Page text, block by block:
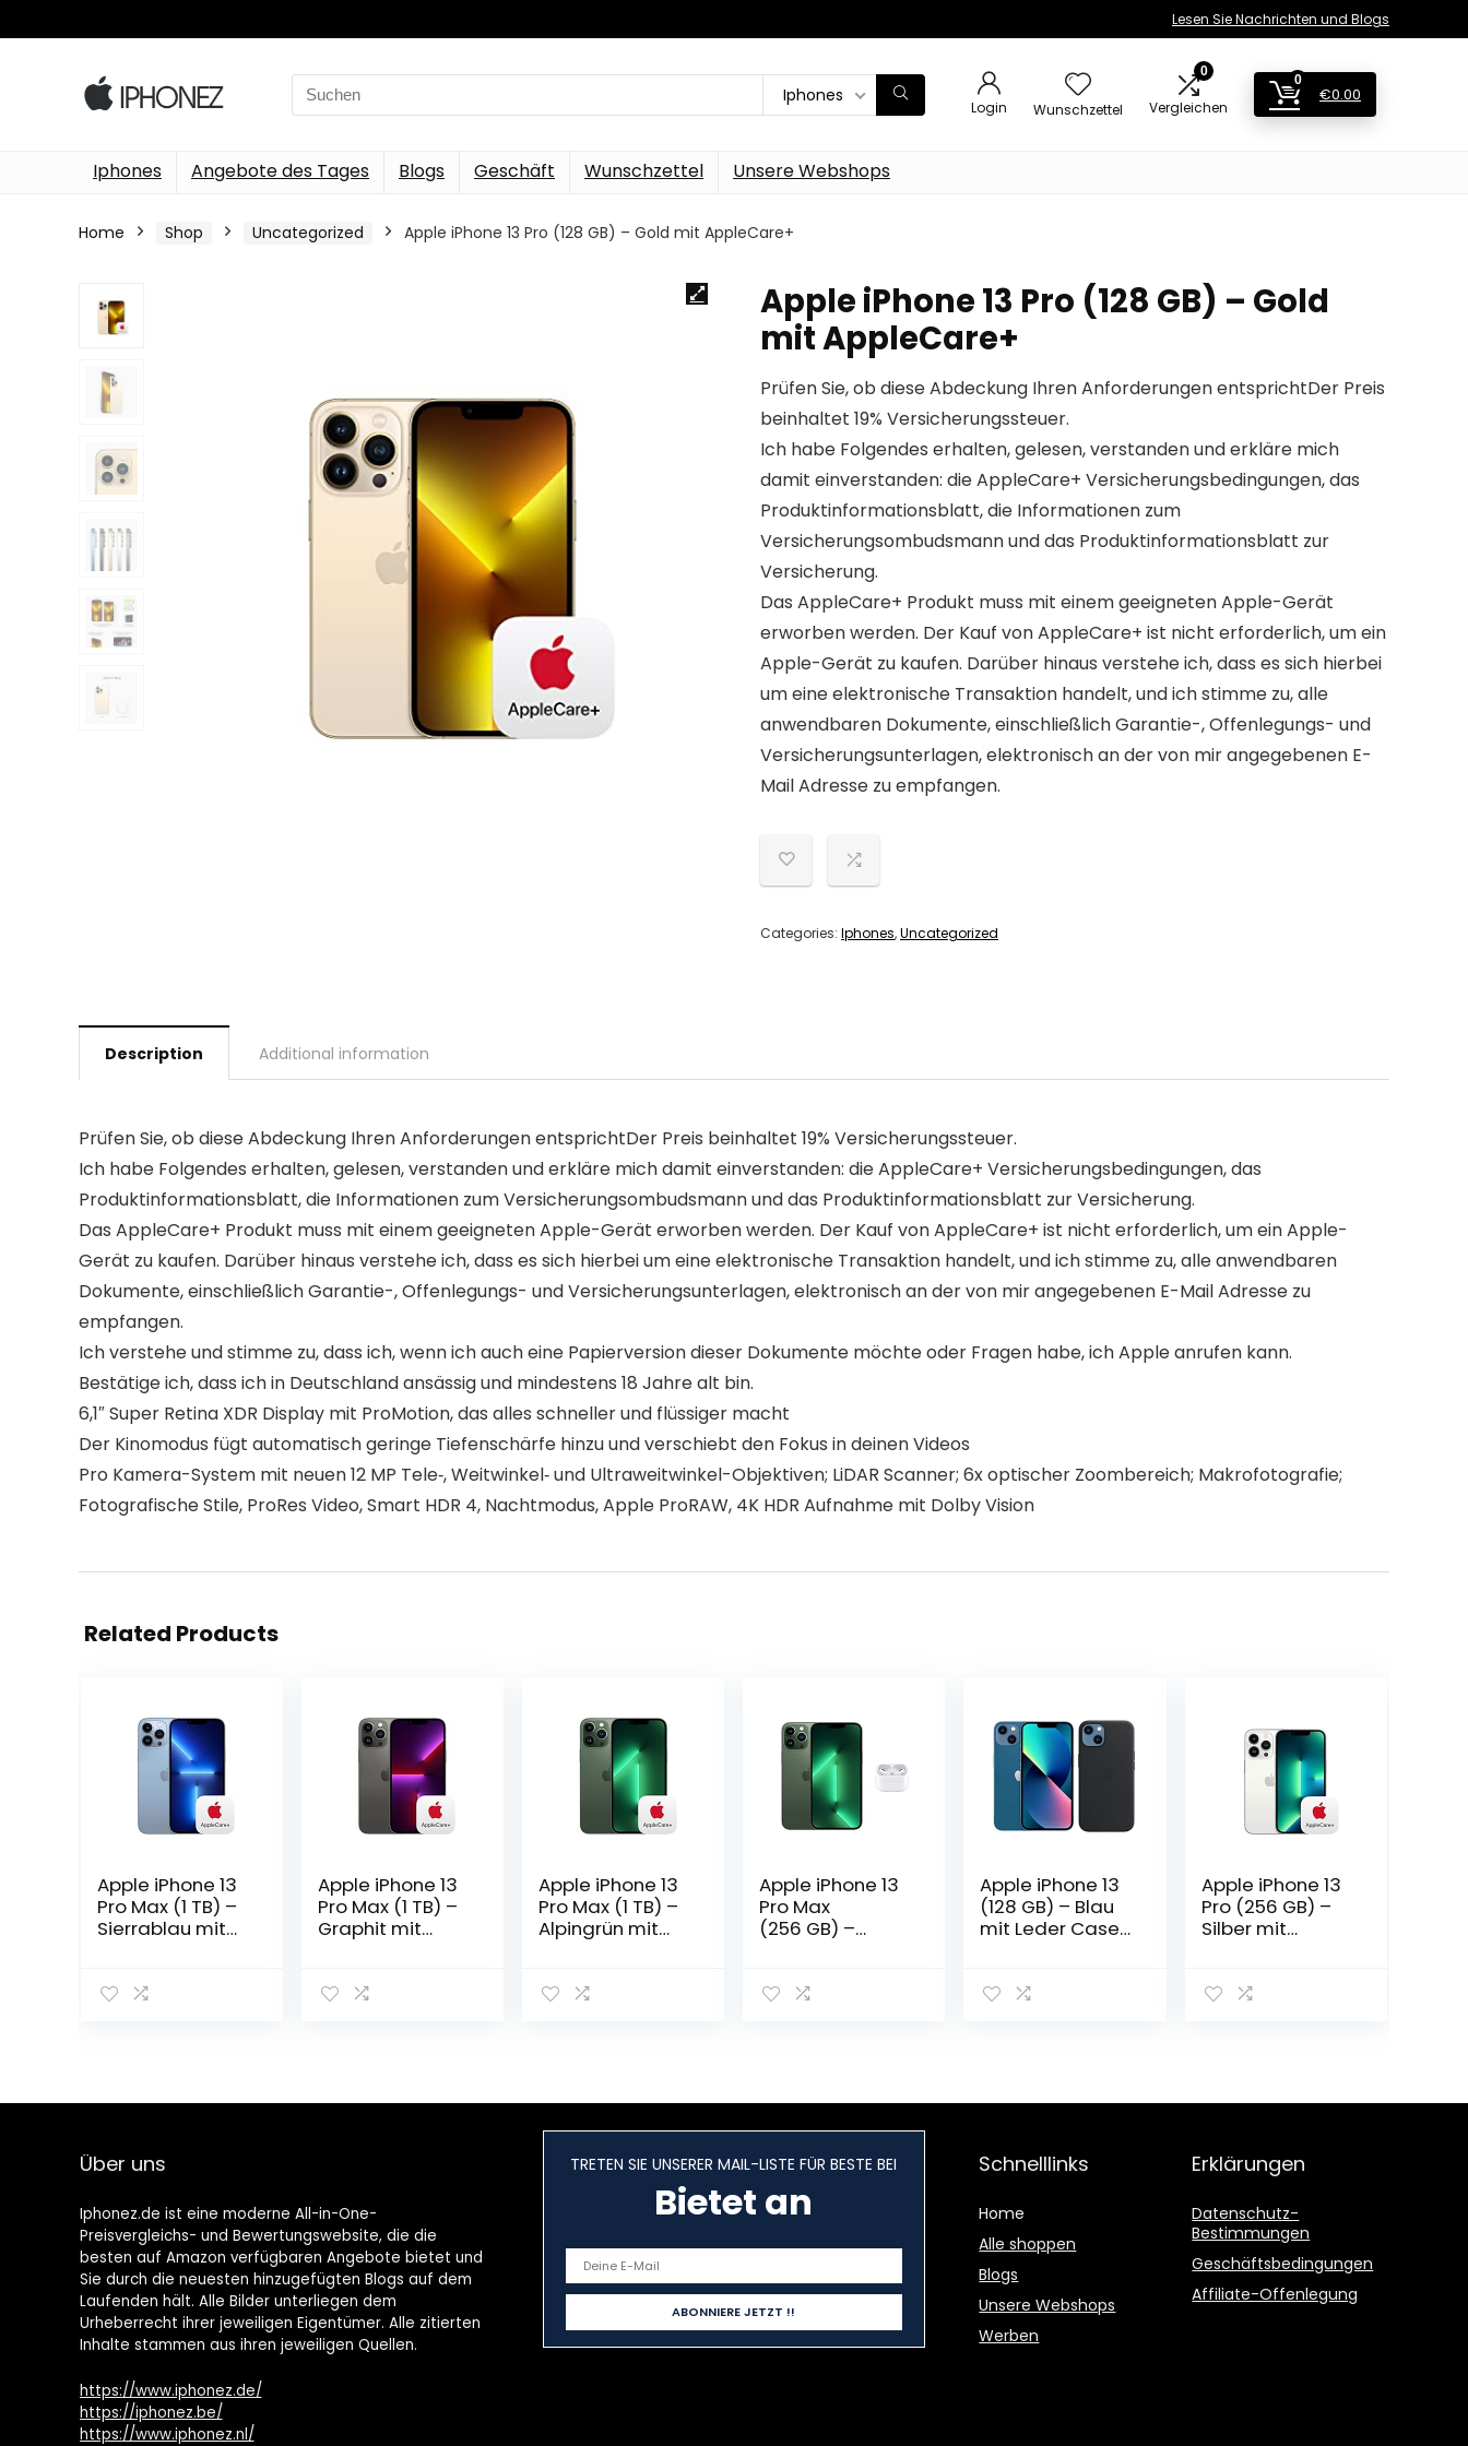
Lesen Sie Nachrichten und Blogs
Search
for:
Iphones
Login Wunschzettel
0
Vergleichen
0
€0.00
Iphones Angebote des Tages Blogs Geschäft Wunschzettel Unsere Webshops
Home Shop Uncategorized Apple iPhone 13 Pro (128 GB) – Gold mit AppleCare+
Apple iPhone 13 Pro (128 GB) – Gold
mit AppleCare+
Prüfen Sie, ob diese Abdeckung Ihren Anforderungen entsprichtDer Preis
beinhaltet 19% Versicherungssteuer.
Ich habe Folgendes erhalten, gelesen, verstanden und erkläre mich
damit einverstanden: die AppleCare+ Versicherungsbedingungen, das
Produktinformationsblatt, die Informationen zum
Versicherungsombudsmann und das Produktinformationsblatt zur
Versicherung.
Das AppleCare+ Produkt muss mit einem geeigneten Apple-Gerät
erworben werden. Der Kauf von AppleCare+ ist nicht erforderlich, um ein
Apple-Gerät zu kaufen. Darüber hinaus verstehe ich, dass es sich hierbei
um eine elektronische Transaktion handelt, und ich stimme zu, alle
anwendbaren Dokumente, einschließlich Garantie-, Offenlegungs- und
Versicherungsunterlagen, elektronisch an der von mir angegebenen E-
Mail Adresse zu empfangen.
Categories: Iphones,Uncategorized
Description Additional information
Prüfen Sie, ob diese Abdeckung Ihren Anforderungen entsprichtDer Preis beinhaltet 19% Versicherungssteuer.
Ich habe Folgendes erhalten, gelesen, verstanden und erkläre mich damit einverstanden: die AppleCare+ Versicherungsbedingungen, das
Produktinformationsblatt, die Informationen zum Versicherungsombudsmann und das Produktinformationsblatt zur Versicherung.
Das AppleCare+ Produkt muss mit einem geeigneten Apple-Gerät erworben werden. Der Kauf von AppleCare+ ist nicht erforderlich, um ein Apple-
Gerät zu kaufen. Darüber hinaus verstehe ich, dass es sich hierbei um eine elektronische Transaktion handelt, und ich stimme zu, alle anwendbaren
Dokumente, einschließlich Garantie-, Offenlegungs- und Versicherungsunterlagen, elektronisch an der von mir angegebenen E-Mail Adresse zu
empfangen.
Ich verstehe und stimme zu, dass ich, wenn ich auch eine Papierversion dieser Dokumente möchte oder Fragen habe, ich Apple anrufen kann.
Bestätige ich, dass ich in Deutschland ansässig und mindestens 18 Jahre alt bin.
6,1″ Super Retina XDR Display mit ProMotion, das alles schneller und flüssiger macht
Der Kinomodus fügt automatisch geringe Tiefenschärfe hinzu und verschiebt den Fokus in deinen Videos
Pro Kamera-System mit neuen 12 MP Tele‑, Weitwinkel‑ und Ultraweitwinkel-Objektiven; LiDAR Scanner; 6x optischer Zoombereich; Makrofotografie;
Fotografische Stile, ProRes Video, Smart HDR 4, Nachtmodus, Apple ProRAW, 4K HDR Aufnahme mit Dolby Vision
Related Products
Apple iPhone 13
Pro Max (1 TB) –
Sierrablau mit
Apple iPhone 13
Pro Max (1 TB) –
Graphit mit
Apple iPhone 13
Pro Max (1 TB) –
Alpingrün mit
Apple iPhone 13
Pro Max
(256 GB) –
Apple iPhone 13
(128 GB) – Blau
mit Leder Case
Mitternacht
Apple iPhone 13
Pro (256 GB) –
Silber mit
Über uns
Iphonez.de ist eine moderne All-in-One-
Preisvergleichs- und Bewertungswebsite, die die
besten auf Amazon verfügbaren Angebote bietet und
Sie durch die neuesten hinzugefügten Blogs auf dem
Laufenden hält. Alle Bilder unterliegen dem
Urheberrecht ihrer jeweiligen Eigentümer. Alle zitierten
Inhalte stammen aus ihren jeweiligen Quellen.
https://www.iphonez.de/
https://iphonez.be/
https://www.iphonez.nl/
TRETEN SIE UNSERER MAIL-LISTE FÜR BESTE BEI
Bietet an
Schnelllinks
Home
Alle shoppen
Blogs
Unsere Webshops
Werben
Erklärungen
Datenschutz-
Bestimmungen
Geschäftsbedingungen
Affiliate-Offenlegung